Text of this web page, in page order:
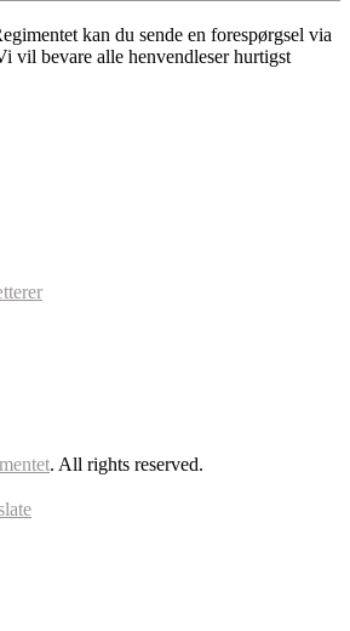
kan du sende en forespørgsel via
vil bevare alle henvendleser hurtigst
. All rights reserved.